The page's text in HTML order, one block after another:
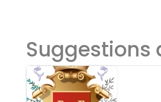
Suggestions